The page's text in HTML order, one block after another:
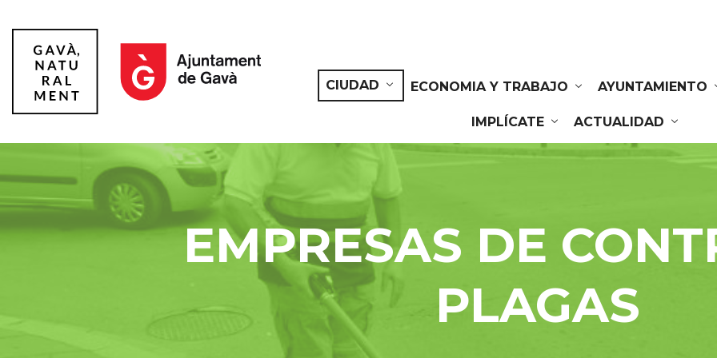
CIUDAD
ECONOMIA Y TRABAJO AYUNTAMIENTO
IMPLÍCATE ACTUALIDAD
EMPRESAS DE
PLAGAS